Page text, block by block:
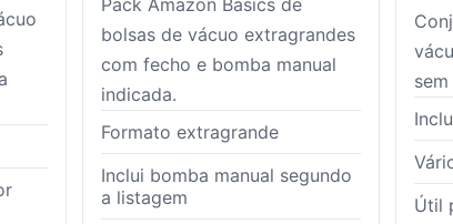
bolsas de vácuo extragrandes
com fecho e bomba manual
indicada.
Formato extragrande
Inclui bomba manual segundo
a listagem
Útil